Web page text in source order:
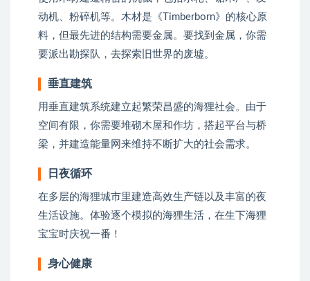
动机、粉碎机等。木材是《Timberborn》的核心原
料，但最先进的结构需要金属。要找到金属，你需
要派出勘探队，去探索旧世界的废墟。
垂直建筑
用垂直建筑系统建立起繁荣昌盛的海狸社会。由于
空间有限，你需要堆砌木屋和作坊，搭起平台与桥
梁，并建造能量网来维持不断扩大的社会需求。
日夜循环
在多层的海狸城市里建造高效生产链以及丰富的夜
生活设施。体验逐个模拟的海狸生活，在生下海狸
宝宝时庆祝一番！
身心健康